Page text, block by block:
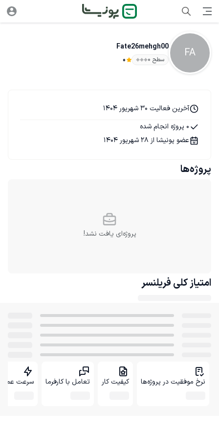
FA
Fate26mehgh00
سطح ۰ 0
آخرین فعالیت 30 شهریور 1404
0 پروژه انجام شده
عضو پونیشا از 28 شهریور 1404
پروژه‌ها
پروژه‌ای یافت نشد!
امتیاز کلی فریلنسر
نرخ موفقیت در پروژه‌ها کیفیت کار تعامل با کارفرما سرعت عمل